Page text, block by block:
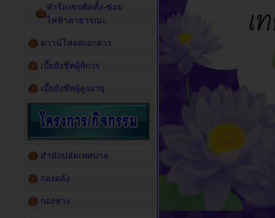
คำร้องขอติดตั้ง-ซ่อม
ไฟฟ้าสาธารณะ
ดาวน์โหลดเอกสาร
เบี้ยยังชีพผู้พิการ
เบี้ยยังชีพผู้สูงอายุ
สำนักปลัดเทศบาล
กองคลัง
กองช่าง